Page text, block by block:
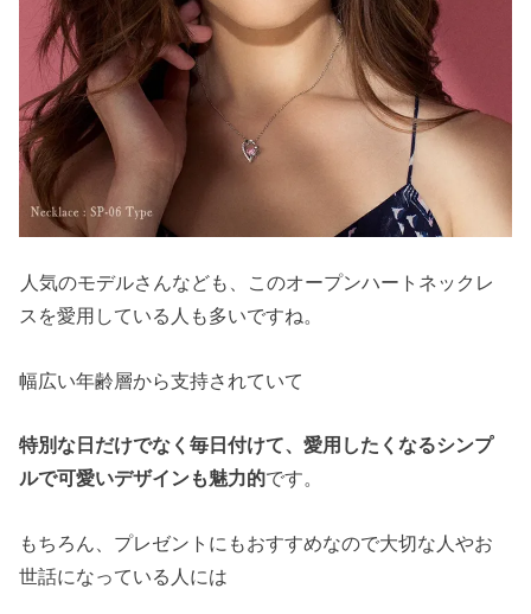
人気のモデルさんなども、このオープンハートネックレ
スを愛用している人も多いですね。
幅広い年齢層から支持されていて
特別な日だけでなく毎日付けて、愛用したくなるシンプ
ルで可愛いデザインも魅力的です。
もちろん、プレゼントにもおすすめなので大切な人やお
世話になっている人には